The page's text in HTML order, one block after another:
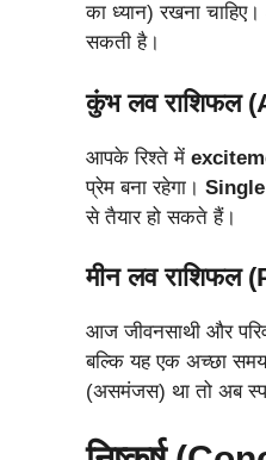
का ध्यान) रखना चाहिए।
सकती है।
कुंभ लव राशिफल
आपके रिश्ते में
प्रेम बना रहेगा।
से तैयार हो सकते हैं।
मीन लव
आज जीवनसाथी और
बल्कि यह एक अच्छा
(असमंजस) था तो अब